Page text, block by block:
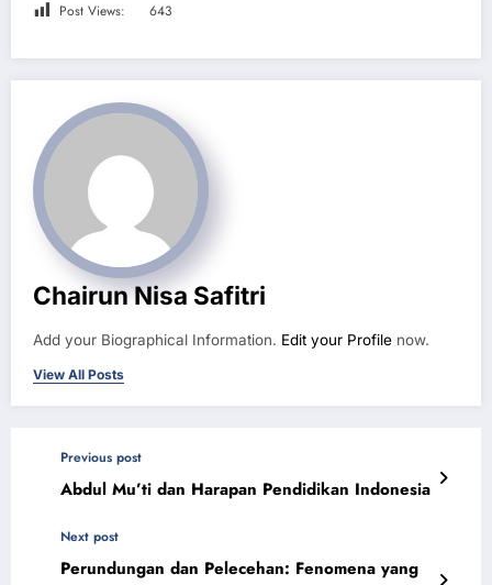
Post Views: 643
Chairun Nisa Safitri
Add your Biographical Information. Edit your Profile now.
View All Posts
Previous post
Abdul Mu’ti dan Harapan Pendidikan Indonesia
Next post
Perundungan dan Pelecehan: Fenomena yang